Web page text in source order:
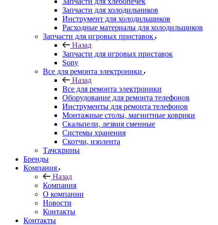
Запчасти для холодильников
Инструмент для холодильщиков
Расходные материалы для холодильщиков
Запчасти для игровых приставок
Назад
Запчасти для игровых приставок
Sony
Все для ремонта электроники
Назад
Все для ремонта электроники
Оборудование для ремонта телефонов
Инструменты для ремонта телефонов
Монтажные столы, магнитные коврики
Скальпели, лезвия сменные
Системы хранения
Скотчи, изолента
Тачскрины
Бренды
Компания
Назад
Компания
О компании
Новости
Контакты
Контакты